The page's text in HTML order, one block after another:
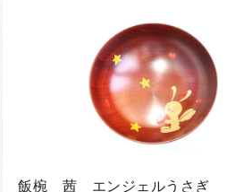
飯椀 茜 エンジェルうさぎ